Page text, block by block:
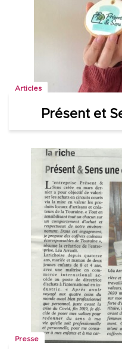
Articles
Présent et
Presse